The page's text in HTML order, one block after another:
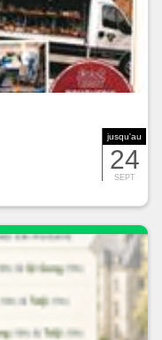
jusqu'au
24
SEPT